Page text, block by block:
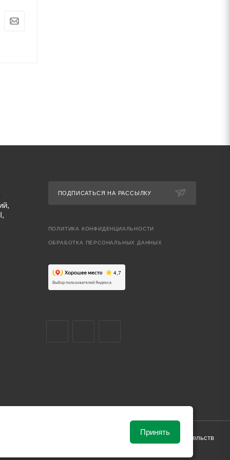
ПОДПИСАТЬСЯ НА РАССЫЛКУ
ПОЛИТИКА КОНФИДЕНЦИАЛЬНОСТИ
ОБРАБОТКА ПЕРСОНАЛЬНЫХ ДАННЫХ
от рыночной ситуации и не влекут за собой обязательств
Принять